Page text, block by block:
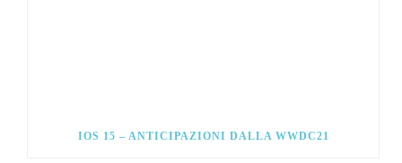
IOS 15 – ANTICIPAZIONI DALLA WWDC21